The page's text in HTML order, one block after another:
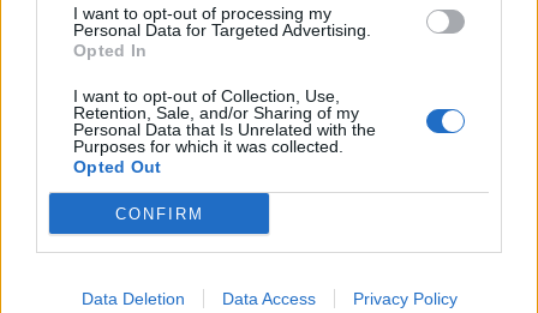
I want to opt-out of processing my
Personal Data for Targeted Advertising.
Opted In
I want to opt-out of Collection, Use,
Retention, Sale, and/or Sharing of my
Personal Data that Is Unrelated with the
Purposes for which it was collected.
Opted Out
CONFIRM
Data Deletion Data Access Privacy Policy
Prihajajoči dogodki
AVG
7
Pesem kita grbavca
18:00
AVG
7
Smrt Robina Hooda
20:30
AVG Večer pesmi Đorđa Balaševića